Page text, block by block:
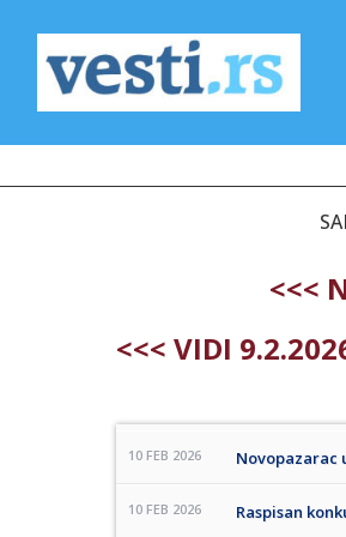
<<<
<<< VIDI
10 FEB 2026 Novopazarac
10 FEB 2026 Raspisan